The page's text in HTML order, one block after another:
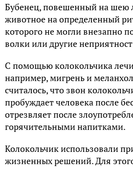
Бубенец, повешенный на шею
животное на определенный
которого не могли внезапно
волки или другие
С помощью колокольчика
например, мигрень и
считалось, что звон
пробуждает человека после
отрезвляет после
горячительными напитками.
Колокольчик использовали
жизненных решений. Для